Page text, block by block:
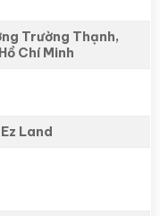
Trường Thạnh,
Chí Minh
Land